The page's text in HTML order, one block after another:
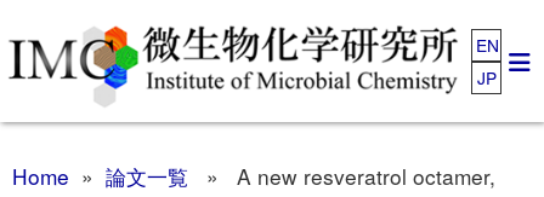
EN
JP
Home » 論文一覧 » A new resveratrol octamer,